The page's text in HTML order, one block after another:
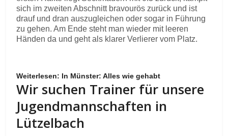
sich im zweiten Abschnitt bravourös zurück und ist
drauf und dran auszugleichen oder sogar in Führung
zu gehen. Am Ende steht man wieder mit leeren
Händen da und geht als klarer Verlierer vom Platz.
Weiterlesen: In Münster: Alles wie gehabt
Wir suchen Trainer für unsere
Jugendmannschaften in
Lützelbach